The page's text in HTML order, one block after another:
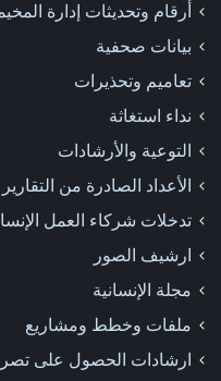
أرقام وتحديثات إدارة
بيانات صحفية
تعاميم وتحذيرات
نداء استغاثة
التوعية والأرشادات
الأعداد الصادرة من التقارير
تدخلات شركاء العمل
ارشيف الصور
مجلة الإنسانية
ملفات وخطط ومشاريع
ارشادات الحصول على